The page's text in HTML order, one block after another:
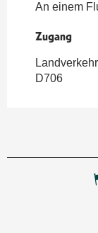
An einem
Zugang
Zugang
D706